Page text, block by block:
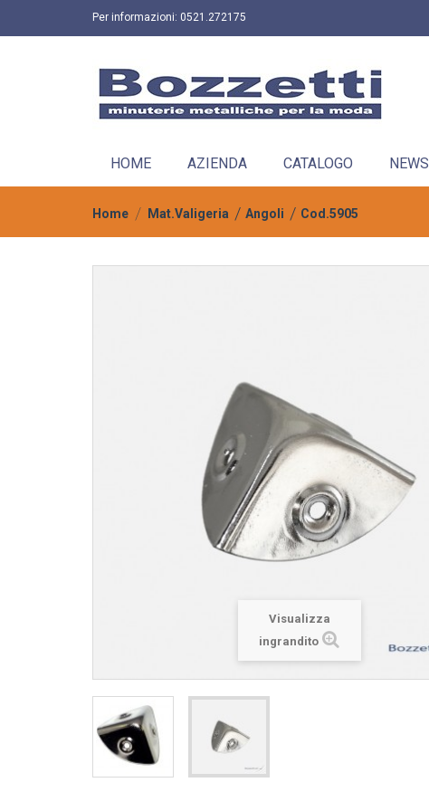
Per informazioni: 0521.272175
HOME AZIENDA CATALOGO NEWS
Home Mat.Valigeria Angoli Cod.5905
Visualizza
ingrandito